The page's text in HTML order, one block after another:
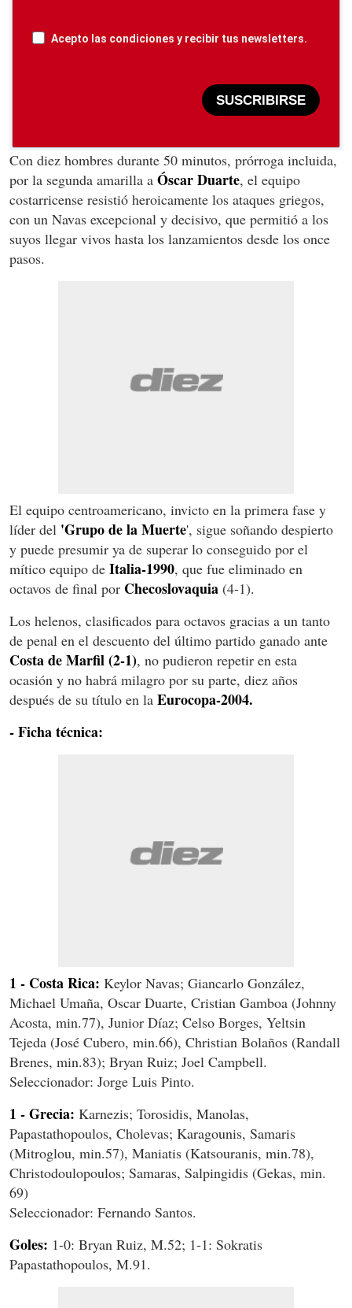
Acepto las condiciones y recibir tus newsletters.
SUSCRIBIRSE
Con diez hombres durante 50 minutos, prórroga incluida,
por la segunda amarilla a Óscar Duarte, el equipo
costarricense resistió heroicamente los ataques griegos,
con un Navas excepcional y decisivo, que permitió a los
suyos llegar vivos hasta los lanzamientos desde los once
pasos.
El equipo centroamericano, invicto en la primera fase y
líder del 'Grupo de la Muerte', sigue soñando despierto
y puede presumir ya de superar lo conseguido por el
mítico equipo de Italia-1990, que fue eliminado en
octavos de final por Checoslovaquia (4-1).
Los helenos, clasificados para octavos gracias a un tanto
de penal en el descuento del último partido ganado ante
Costa de Marfil (2-1), no pudieron repetir en esta
ocasión y no habrá milagro por su parte, diez años
después de su título en la Eurocopa-2004.
- Ficha técnica:
1 - Costa Rica: Keylor Navas; Giancarlo González,
Michael Umaña, Oscar Duarte, Cristian Gamboa (Johnny
Acosta, min.77), Junior Díaz; Celso Borges, Yeltsin
Tejeda (José Cubero, min.66), Christian Bolaños (Randall
Brenes, min.83); Bryan Ruiz; Joel Campbell.
Seleccionador: Jorge Luis Pinto.
1 - Grecia: Karnezis; Torosidis, Manolas,
Papastathopoulos, Cholevas; Karagounis, Samaris
(Mitroglou, min.57), Maniatis (Katsouranis, min.78),
Christodoulopoulos; Samaras, Salpingidis (Gekas, min.
69)
Seleccionador: Fernando Santos.
Goles: 1-0: Bryan Ruiz, M.52; 1-1: Sokratis
Papastathopoulos, M.91.